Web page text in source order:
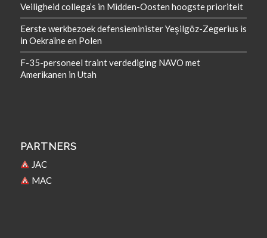
Veiligheid collega’s in Midden-Oosten hoogste prioriteit
Eerste werkbezoek defensieminister Yeşilgöz-Zegerius is
in Oekraïne en Polen
F-35-personeel traint verdediging NAVO met
Amerikanen in Utah
PARTNERS
JAC
MAC